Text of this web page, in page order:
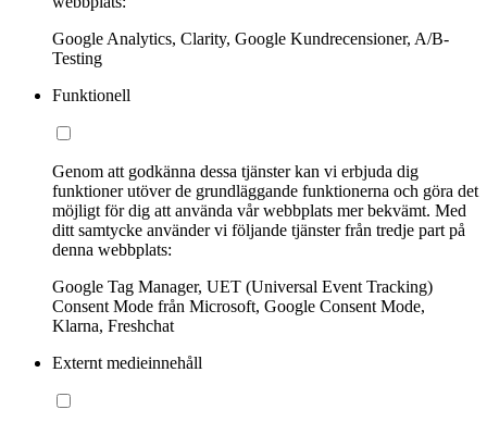
Google Analytics, Clarity, Google Kundrecensioner, A/B-
Testing
Funktionell
Genom att godkänna dessa tjänster kan vi erbjuda dig
funktioner utöver de grundläggande funktionerna och göra det
möjligt för dig att använda vår webbplats mer bekvämt. Med
ditt samtycke använder vi följande tjänster från tredje part på
denna webbplats:
Google Tag Manager, UET (Universal Event Tracking)
Consent Mode från Microsoft, Google Consent Mode,
Klarna, Freshchat
Externt medieinnehåll